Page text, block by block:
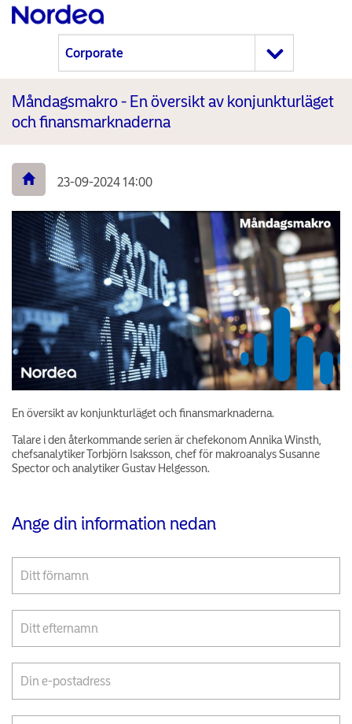
Måndagsmakro - En översikt av konjunkturläget
och finansmarknaderna
23-09-2024 14:00
En översikt av konjunkturläget och finansmarknaderna.
Talare i den återkommande serien är chefekonom Annika Winsth,
chefsanalytiker Torbjörn Isaksson, chef för makroanalys Susanne
Spector och analytiker Gustav Helgesson.
Ange din information nedan